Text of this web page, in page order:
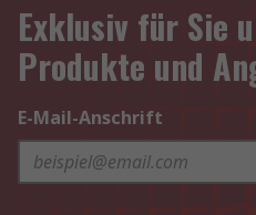
Exklusiv für Sie
Produkte und
E-Mail-Anschrift